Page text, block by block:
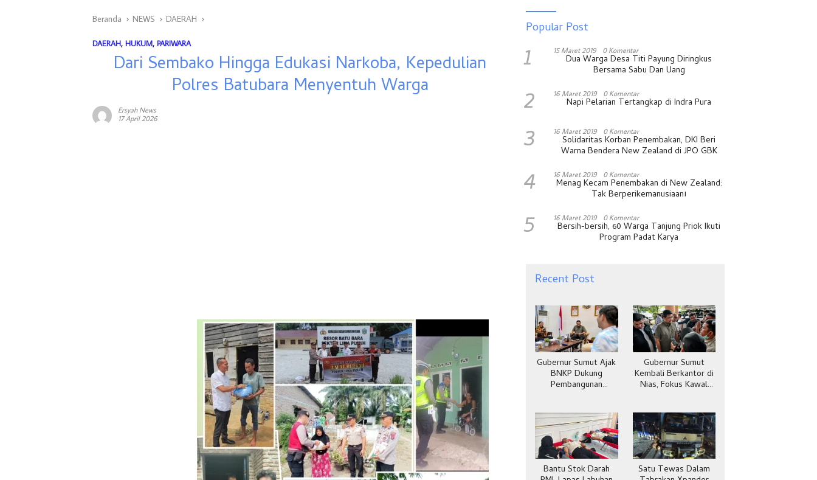
Beranda NEWS DAERAH
DAERAH, HUKUM, PARIWARA
Dari Sembako Hingga Edukasi Narkoba, Kepedulian
Polres Batubara Menyentuh Warga
Ersyah News
17 April 2026
Popular Post
1 15 Maret 2019 0 Komentar
Dua Warga Desa Titi Payung Diringkus
Bersama Sabu Dan Uang
2 16 Maret 2019 0 Komentar
Napi Pelarian Tertangkap di Indra Pura
3 16 Maret 2019 0 Komentar
Solidaritas Korban Penembakan, DKI Beri
Warna Bendera New Zealand di JPO GBK
4 16 Maret 2019 0 Komentar
Menag Kecam Penembakan di New Zealand:
Tak Berperikemanusiaan!
5 16 Maret 2019 0 Komentar
Bersih-bersih, 60 Warga Tanjung Priok Ikuti
Program Padat Karya
Recent Post
Gubernur Sumut Ajak
BNKP Dukung
Pembangunan
Gubernur Sumut
Kembali Berkantor di
Nias, Fokus Kawal
Bantu Stok Darah Satu Tewas Dalam